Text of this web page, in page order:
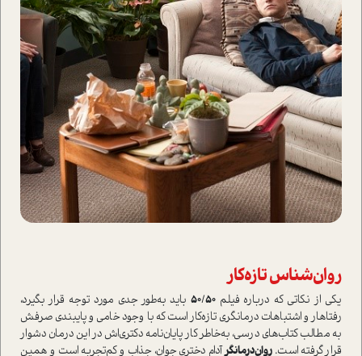
روان‌شناس تازه‌کار
یکی از نکاتی که درباره فیلم 50/50
باید به‌طور جدی مورد توجه قرار بگیرد،
رفتاهار و اشتباهات درمانگری تازه‌کار ا‌ست که با وجود خامی و پایبندی صرفش
به مطالب کتاب‌های درسی، به‌خاطر کار پایان‌نامه دکتری‌اش در این درمان دشوار
قرار گرفته ا‌ست.روان‌درمانگرآدام دختری جوان، جذاب و کم‌تجربه ا‌ست و همین